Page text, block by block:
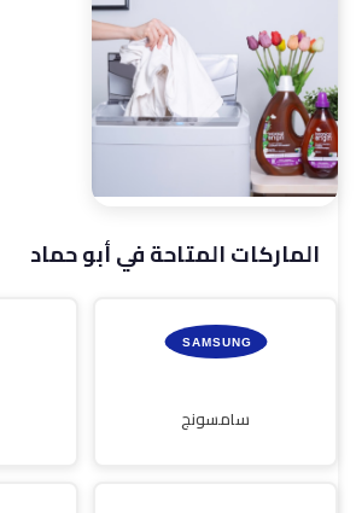
صيانة غسالات أطباق
صيانة مجففات
الماركات المتاحة في أبو حماد
سامسونج